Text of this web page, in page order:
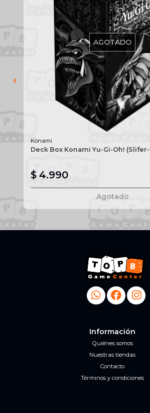
AGOTADO
Konami
Deck Box Konami Yu-Gi-Oh!
$ 4.990
Agotado
Información
Quiénes somos
Nuestras tiendas
Contacto
Términos y condiciones